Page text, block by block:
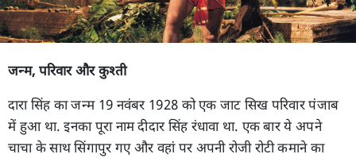
जन्म, परिवार और कुश्ती
दारा सिंह का जन्म 19 नवंबर 1928 को एक जाट सिख परिवार पंजाब
में हुआ था. इनका पूरा नाम दीदार सिंह रंधावा था. एक बार ये अपने
चाचा के साथ सिंगापुर गए और वहां पर अपनी रोजी रोटी कमाने का